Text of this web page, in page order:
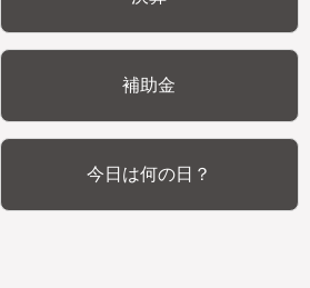
補助金
今日は何の日？